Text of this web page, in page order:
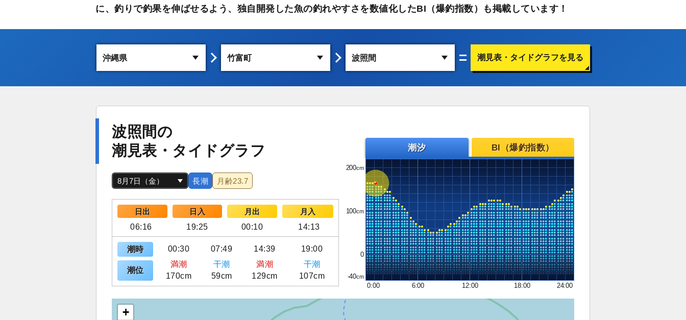
に、釣りで釣果を伸ばせるよう、独自開発した魚の釣れやすさを数値化したBI（爆釣指数）も掲載しています！
潮見表・タイドグラフを見る
波照間の
潮見表・タイドグラフ
長潮 月齢23.7
日出 日入 月出
月入
06:16
19:25 00:10 14:13
潮時 00:30 07:49 14:39 19:00
潮位
満潮 干潮 満潮
干潮
170cm
59cm 129cm 107cm
潮汐 BI（爆釣指数）
200
100
0
-40
0:00
6:00 12:00 18:00 24:00
+